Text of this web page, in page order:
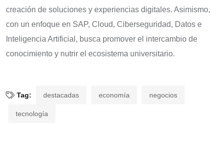
creación de soluciones y experiencias digitales. Asimismo,
con un enfoque en SAP, Cloud, Ciberseguridad, Datos e
Inteligencia Artificial, busca promover el intercambio de
conocimiento y nutrir el ecosistema universitario.
Tag: destacadas economía negocios
tecnología